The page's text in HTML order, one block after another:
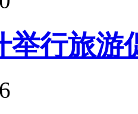
举行旅游